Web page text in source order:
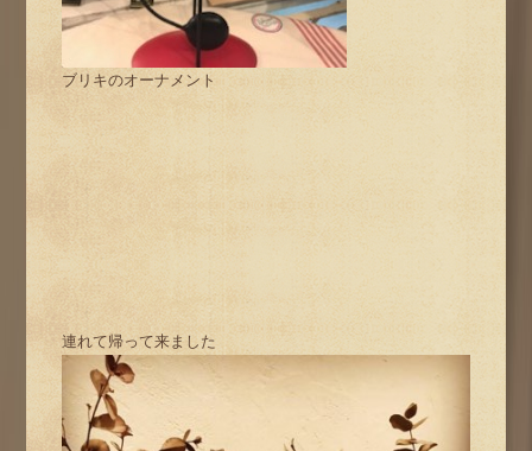
ブリキのオーナメント
連れて帰って来ました